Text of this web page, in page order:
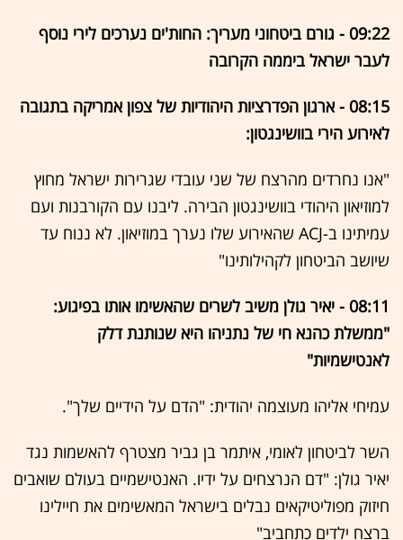
09:22 - גורם ביטחוני מעריך: החות'ים נערכים לירי נוסף
לעבר ישראל ביממה הקרובה
08:15 - ארגון הפדרציות היהודיות של צפון אמריקה בתגובה
לאירוע הירי בוושינגטון:
"אנו נחרדים מהרצח של שני עובדי שגרירות ישראל מחוץ
למוזיאון היהודי בוושינגטון הבירה. ליבנו עם הקורבנות ועם
עמיתינו ב-ACJ שהאירוע שלו נערך במוזיאון. לא ננוח עד
שיושב הביטחון לקהילותינו"
08:11 - יאיר גולן משיב לשרים שהאשימו אותו בפיגוע:
"ממשלת כהנא חי של נתניהו היא שנותנת דלק
לאנטישמיות"
עמיחי אליהו מעוצמה יהודית: "הדם על הידיים שלך".
השר לביטחון לאומי, איתמר בן גביר מצטרף להאשמות נגד
יאיר גולן: "דם הנרצחים על ידיו. האנטישמיים בעולם שואבים
חיזוק מפוליטיקאים נבלים בישראל המאשימים את חיילינו
ברצח ילדים כתחביב"